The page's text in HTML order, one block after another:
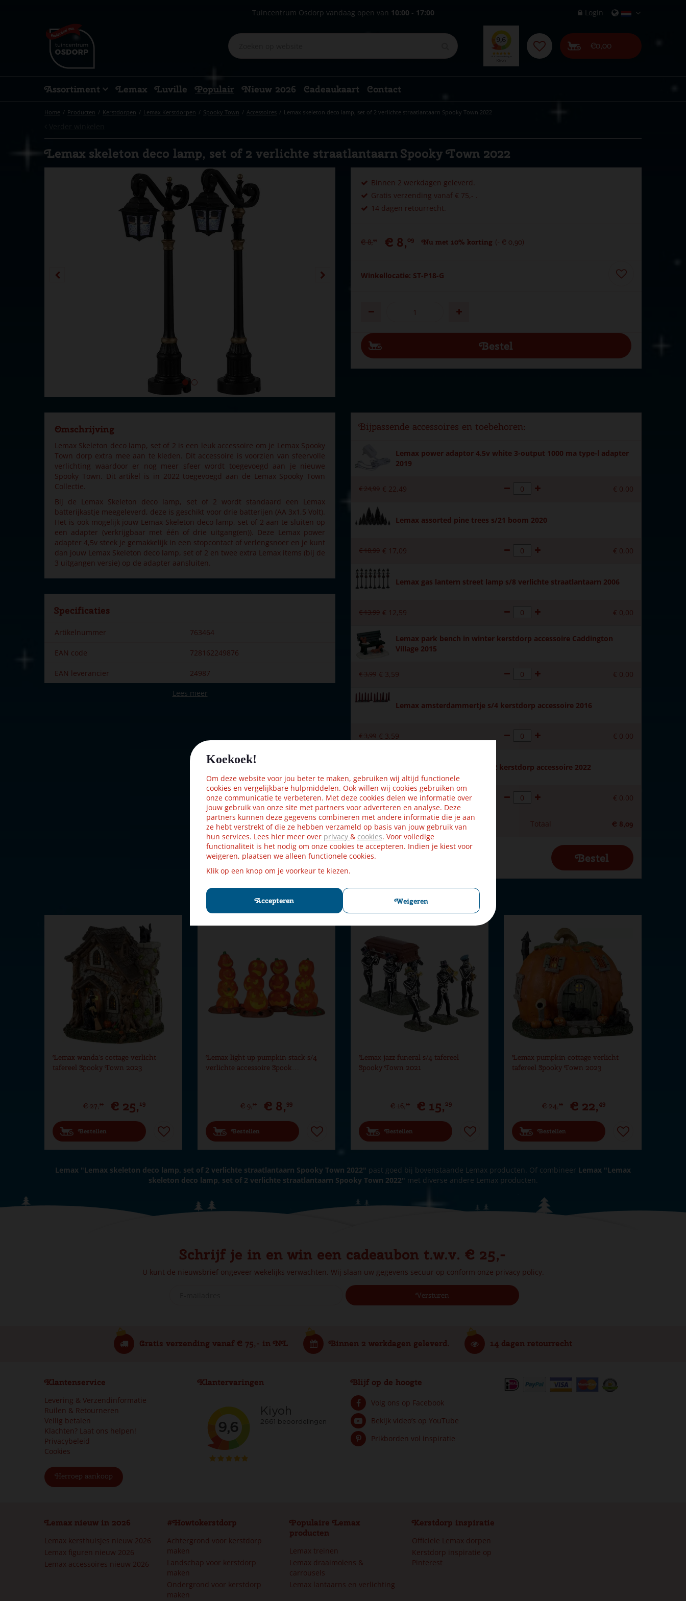
Koekoek!
Om deze website voor jou beter te maken, gebruiken wij altijd functionele
cookies en vergelijkbare hulpmiddelen. Ook willen wij cookies gebruiken om
onze communicatie te verbeteren. Met deze cookies delen we informatie over
jouw gebruik van onze site met partners voor adverteren en analyse. Deze
partners kunnen deze gegevens combineren met andere informatie die je aan
ze hebt verstrekt of die ze hebben verzameld op basis van jouw gebruik van
hun services. Lees hier meer over privacy & cookies. Voor volledige
functionaliteit is het nodig om onze cookies te accepteren. Indien je kiest voor
weigeren, plaatsen we alleen functionele cookies.
Klik op een knop om je voorkeur te kiezen.
Accepteren Weigeren
Home Producten Kerstdorpen Lemax Kerstdorpen Spooky Town Accessoires Lemax skeleton deco lamp, set of 2 verlichte straatlantaarn Spooky Town 2022
Tuincentrum Osdorp vandaag open van 10:00 - 17:00 Login
€0,00
Assortiment Lemax Luville Populair Nieuw 2026 Cadeaukaart Contact
Lemax skeleton deco lamp, set of 2 verlichte straatlantaarn Spooky Town 2022
Binnen 2 werkdagen geleverd.
Gratis verzending vanaf € 75,- .
14 dagen retourrecht.
€ 8,99 € 8,09 Nu met 10% korting € 0,90
Winkellocatie: ST-P18-G
Omschrijving
Lemax Skeleton deco lamp, set of 2 is een leuk accessoire om je Lemax Spooky
Town dorp extra mee aan te kleden. Dit accessoire is voorzien van sfeervolle
verlichting waardoor er nog meer sfeer wordt toegevoegd aan je nieuwe
Spooky Town. Dit artikel is in 2022 toegevoegd aan de Lemax Spooky Town
Collectie.
Bij de Lemax Skeleton deco lamp, set of 2 wordt standaard een Lemax
batterijkastje meegeleverd, deze is geschikt voor drie batterijen (AA 3x1,5 Volt).
Het is ook mogelijk jouw Lemax Skeleton deco lamp, set of 2 aan te sluiten op
een adapter (verkrijgbaar met één of drie uitgang(en)). Deze Lemax power
adapter 4,5v steek je gemakkelijk in een stopcontact of verlengsnoer en je kunt
dan jouw Lemax Skeleton deco lamp, set of 2 en twee extra Lemax items (bij de
3 uitgangen versie) op de adapter aansluiten.
Specificaties
Artikelnummer 763464
EAN code 728162249876
EAN leverancier 24987
Lemax
Accessoires
batterijen 3xAA (excl.)
(B x D x H) 2x5x10.5 cm
Hoogte in cm
Aantal lampjes
Lees meer
Bijpassende accessoires en toebehoren:
Lemax power adaptor 4.5v white 3-output 1000 ma type-l adapter
2019
€24,99 € 22,49 € 0,00
Lemax assorted pine trees s/21 boom 2020
€18,99 € 17,09 € 0,00
Lemax gas lantern street lamp s/8 verlichte straatlantaarn 2006
€13,99 € 12,59 € 0,00
Lemax park bench in winter kerstdorp accessoire Caddington
Village 2015
€3,99 € 3,59 € 0,00
Lemax amsterdammertje s/4 kerstdorp accessoire 2016
€3,99 € 3,59 € 0,00
Lemax flexible hedgerow s/2 kerstdorp accessoire 2022
€4,99 € 4,49 € 0,00
Totaal € 8,09
Kijk ook eens naar:
Lemax wanda's cottage verlicht
tafereel Spooky Town 2023
€ 27,99 € 25,19
Bestellen
Lemax light up pumpkin stack s/4
verlichte accessoire Spook…
€ 9,99 € 8,99
Bestellen
Lemax jazz funeral s/4 tafereel
Spooky Town 2021
€ 16,99 € 15,29
Bestellen
Lemax pumpkin cottage verlicht
tafereel Spooky Town 2023
€ 24,99 € 22,49
Bestellen
Lemax "Lemax skeleton deco lamp, set of 2 verlichte straatlantaarn Spooky Town 2022" past goed bij bovenstaande Lemax producten. Of combineer Lemax "Lemax
skeleton deco lamp, set of 2 verlichte straatlantaarn Spooky Town 2022" met diverse andere Lemax producten.
Schrijf je in en win een cadeaubon t.w.v. € 25,-
U kunt de nieuwsbrief ongeveer wekelijks verwachten. Wij slaan uw gegevens secuur op conform onze privacy policy.
Gratis verzending vanaf € 75,- in NL Binnen 2 werkdagen geleverd. 14 dagen retourrecht
Klantenservice
Levering & Verzendinformatie
Ruilen & Retourneren
Veilig betalen
Klachten? Laat ons helpen!
Privacybeleid
Cookies
Herroep aankoop
Klantervaringen Blijf op de hoogte
Volg ons op Facebook
Bekijk video’s op YouTube
Prikborden vol inspiratie
Lemax nieuw in 2026
Lemax kersthuisjes nieuw 2026
Lemax figuren nieuw 2026
Lemax accessoires nieuw 2026
#Howtokerstdorp
Achtergrond voor kerstdorp
maken
Landschap voor kerstdorp
maken
Ondergrond voor kerstdorp
maken
Populaire Lemax
producten
Lemax treinen
Lemax draaimolens &
carrousels
Lemax lantaarns en verlichting
Kerstdorp inspiratie
Officiele Lemax dorpen
Kerstdorp inspiratie op
Pinterest